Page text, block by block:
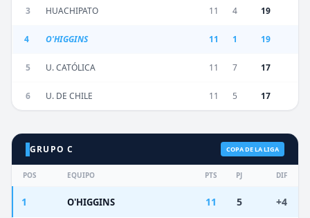
3 HUACHIPATO 11 4 19
4 O'HIGGINS 11 1 19
5 U. CATÓLICA 11 7 17
6 U. DE CHILE 11 5 17
GRUPO C COPA DE LA LIGA
POS EQUIPO PTS PJ DIF
1 O'HIGGINS 11 5 +4